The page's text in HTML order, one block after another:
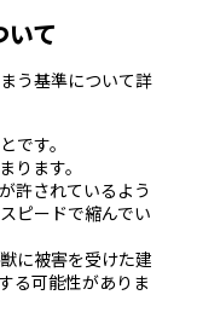
て
う基準について詳
です。
ります。
許されているよう
ピードで縮んでい
に被害を受けた建
る可能性がありま